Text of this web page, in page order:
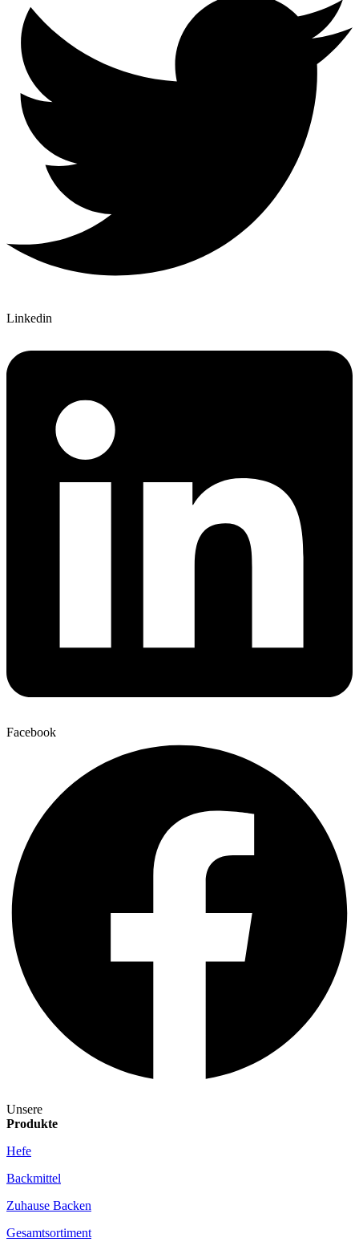
Linkedin
Facebook
Unsere
Produkte
Hefe
Backmittel
Zuhause Backen
Gesamtsortiment